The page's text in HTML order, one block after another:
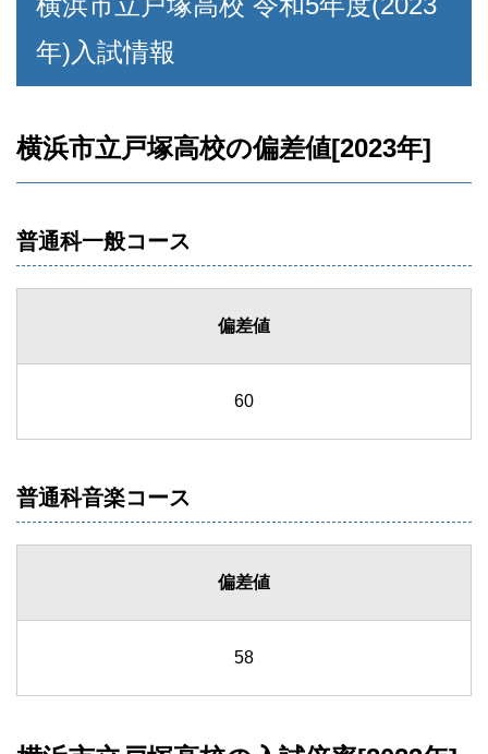
年)入試情報
横浜市立戸塚高校の偏差値[2023年]
普通科一般コース
偏差値
60
普通科音楽コース
偏差値
58